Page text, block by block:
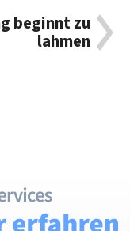
beginnt zu
lahmen